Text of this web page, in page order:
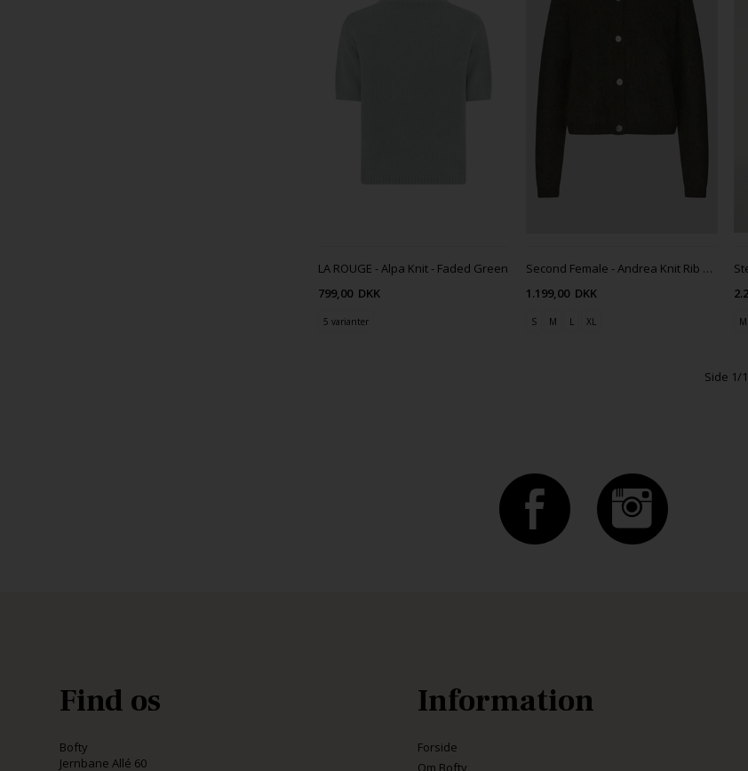
LA ROUGE - Alpa Knit - Faded Green
799,00 DKK
5 varianter
Second Female - Andrea Knit Rib LS Cardigan - Black olive
1.199,00 DKK
S M L XL M
Side 1/1
Find os
Bofty
Jernbane Allé 60
Information
Forside